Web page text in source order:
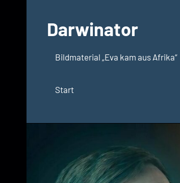
springenDarwinator
Evolutionsbiologie
Bildmaterial „Eva kam aus Afrika“
Start